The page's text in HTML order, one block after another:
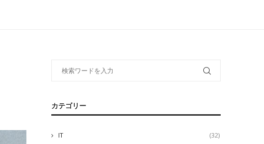
カテゴリー
IT (32)